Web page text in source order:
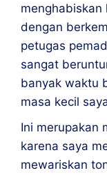
menghabiskan
dengan
petugas
sangat
banyak waktu
masa kecil
Ini merupakan
karena saya
mewariskan